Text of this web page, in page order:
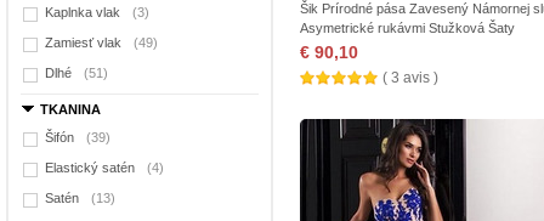
Kaplnka vlak (3)
Zamiesť vlak (49)
Dlhé (51)
TKANINA
Šifón
(39)
Elastický satén (4)
Satén (13)
Šik Prírodné pása Zavesený Námornej
Asymetrické rukávmi Stužková Šaty
€ 90,10
( 3 avis )